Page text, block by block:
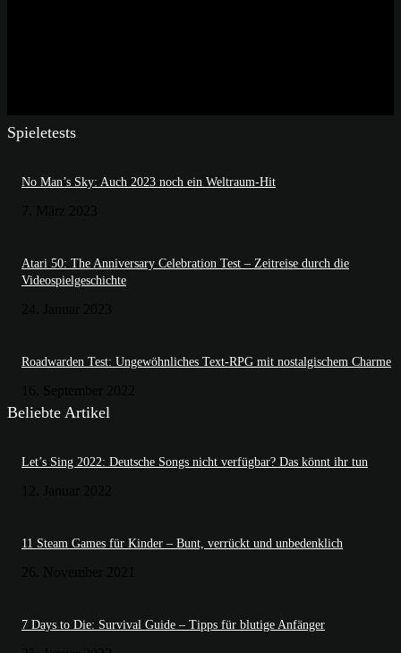
Spieletests
No Man’s Sky: Auch 2023 noch ein Weltraum-Hit
Atari 50: The Anniversary Celebration Test – Zeitreise durch die
Videospielgeschichte
Roadwarden Test: Ungewöhnliches Text-RPG mit nostalgischem Charme
Beliebte Artikel
Let’s Sing 2022: Deutsche Songs nicht verfügbar? Das könnt ihr tun
11 Steam Games für Kinder – Bunt, verrückt und unbedenklich
7 Days to Die: Survival Guide – Tipps für blutige Anfänger